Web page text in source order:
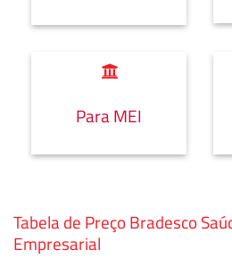
Para MEI
Tabela de Preço Bradesco
Empresarial